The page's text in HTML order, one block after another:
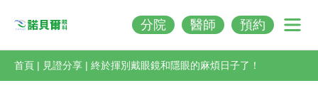
分院 醫師 預約
首頁 | 見證分享 | 終於揮別戴眼鏡和隱眼的麻煩日子了！